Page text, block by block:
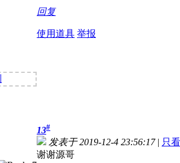
回复
使用道具 举报
13#
发表于 2019-12-4 23:56:17 | 只
谢谢源哥